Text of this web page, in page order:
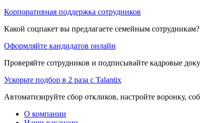
Корпоративная поддержка сотрудников
Какой соцпакет вы предлагаете семейным сотрудникам?
Оформляйте кандидатов онлайн
Проверяйте сотрудников и подписывайте кадровые
Ускорьте подбор в 2 раза с Talantix
Автоматизируйте сбор откликов, настройте воронку,
О компании